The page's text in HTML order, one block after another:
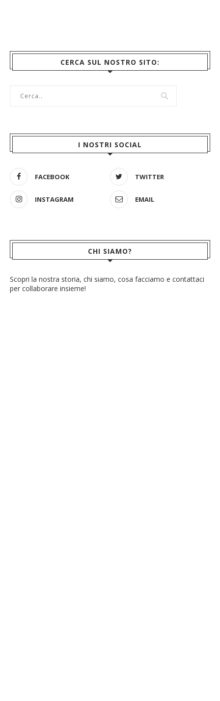
CERCA SUL NOSTRO SITO:
I NOSTRI SOCIAL
FACEBOOK TWITTER
INSTAGRAM EMAIL
CHI SIAMO?
Scopri la nostra storia, chi siamo, cosa facciamo e contattaci
per collaborare insieme!